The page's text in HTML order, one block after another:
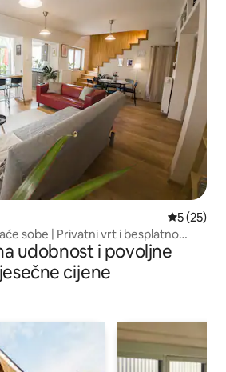
Prosječna
5 (25)
sobe | Privatni vrt i besplatno
udobnost i povoljne
cijene